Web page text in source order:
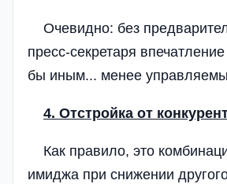
Очевидно: без
пресс-секретаря
бы иным... менее
4. Отстройка от
Как правило, это
имиджа при снижении